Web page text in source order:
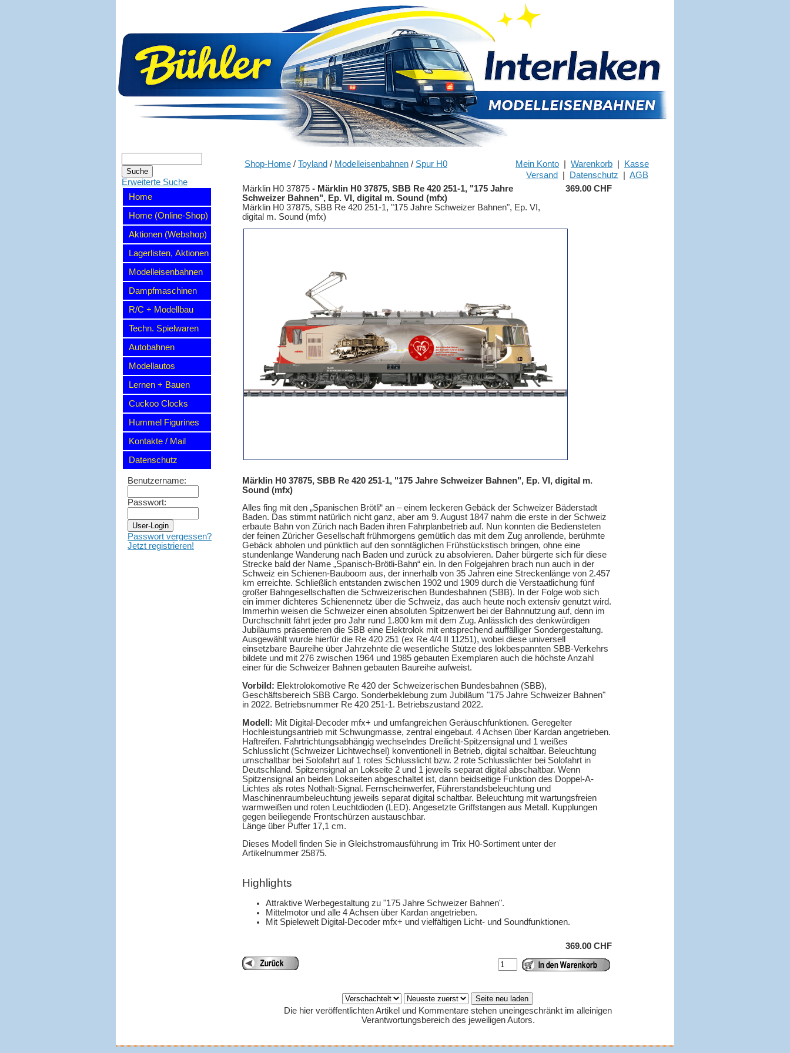
Erweiterte Suche
Home
Home (Online-Shop)
Aktionen (Webshop)
Lagerlisten, Aktionen
Modelleisenbahnen
Dampfmaschinen
R/C + Modellbau
Techn. Spielwaren
Autobahnen
Modellautos
Lernen + Bauen
Cuckoo Clocks
Hummel Figurines
Kontakte / Mail
Datenschutz
Benutzername:
Passwort:
Passwort vergessen?
Jetzt registrieren!
Shop-Home / Toyland / Modelleisenbahnen / Spur H0 Mein Konto Warenkorb
Kasse
Versand
Datenschutz
AGB
Märklin H0 37875 - Märklin H0 37875, SBB Re 420 251-1, "175 Jahre
Schweizer Bahnen", Ep. VI, digital m. Sound (mfx)
Märklin H0 37875, SBB Re 420 251-1, "175 Jahre Schweizer Bahnen", Ep. VI,
digital m. Sound (mfx)
369.00 CHF
Märklin H0 37875, SBB Re 420 251-1, "175 Jahre Schweizer Bahnen", Ep. VI, digital m.
Sound (mfx)
Alles fing mit den „Spanischen Brötli“ an – einem leckeren Gebäck der Schweizer Bäderstadt
Baden. Das stimmt natürlich nicht ganz, aber am 9. August 1847 nahm die erste in der Schweiz
erbaute Bahn von Zürich nach Baden ihren Fahrplanbetrieb auf. Nun konnten die Bediensteten
der feinen Züricher Gesellschaft frühmorgens gemütlich das mit dem Zug anrollende, berühmte
Gebäck abholen und pünktlich auf den sonntäglichen Frühstückstisch bringen, ohne eine
stundenlange Wanderung nach Baden und zurück zu absolvieren. Daher bürgerte sich für diese
Strecke bald der Name „Spanisch-Brötli-Bahn“ ein. In den Folgejahren brach nun auch in der
Schweiz ein Schienen-Bauboom aus, der innerhalb von 35 Jahren eine Streckenlänge von 2.457
km erreichte. Schließlich entstanden zwischen 1902 und 1909 durch die Verstaatlichung fünf
großer Bahngesellschaften die Schweizerischen Bundesbahnen (SBB). In der Folge wob sich
ein immer dichteres Schienennetz über die Schweiz, das auch heute noch extensiv genutzt wird.
Immerhin weisen die Schweizer einen absoluten Spitzenwert bei der Bahnnutzung auf, denn im
Durchschnitt fährt jeder pro Jahr rund 1.800 km mit dem Zug. Anlässlich des denkwürdigen
Jubiläums präsentieren die SBB eine Elektrolok mit entsprechend auffälliger Sondergestaltung.
Ausgewählt wurde hierfür die Re 420 251 (ex Re 4/4 II 11251), wobei diese universell
einsetzbare Baureihe über Jahrzehnte die wesentliche Stütze des lokbespannten SBB-Verkehrs
bildete und mit 276 zwischen 1964 und 1985 gebauten Exemplaren auch die höchste Anzahl
einer für die Schweizer Bahnen gebauten Baureihe aufweist.
Vorbild: Elektrolokomotive Re 420 der Schweizerischen Bundesbahnen (SBB),
Geschäftsbereich SBB Cargo. Sonderbeklebung zum Jubiläum "175 Jahre Schweizer Bahnen"
in 2022. Betriebsnummer Re 420 251-1. Betriebszustand 2022.
Modell: Mit Digital-Decoder mfx+ und umfangreichen Geräuschfunktionen. Geregelter
Hochleistungsantrieb mit Schwungmasse, zentral eingebaut. 4 Achsen über Kardan angetrieben.
Haftreifen. Fahrtrichtungsabhängig wechselndes Dreilicht-Spitzensignal und 1 weißes
Schlusslicht (Schweizer Lichtwechsel) konventionell in Betrieb, digital schaltbar. Beleuchtung
umschaltbar bei Solofahrt auf 1 rotes Schlusslicht bzw. 2 rote Schlusslichter bei Solofahrt in
Deutschland. Spitzensignal an Lokseite 2 und 1 jeweils separat digital abschaltbar. Wenn
Spitzensignal an beiden Lokseiten abgeschaltet ist, dann beidseitige Funktion des Doppel-A-
Lichtes als rotes Nothalt-Signal. Fernscheinwerfer, Führerstandsbeleuchtung und
Maschinenraumbeleuchtung jeweils separat digital schaltbar. Beleuchtung mit wartungsfreien
warmweißen und roten Leuchtdioden (LED). Angesetzte Griffstangen aus Metall. Kupplungen
gegen beiliegende Frontschürzen austauschbar.
Länge über Puffer 17,1 cm.
Dieses Modell finden Sie in Gleichstromausführung im Trix H0-Sortiment unter der
Artikelnummer 25875.
Highlights
Attraktive Werbegestaltung zu "175 Jahre Schweizer Bahnen".
Mittelmotor und alle 4 Achsen über Kardan angetrieben.
Mit Spielewelt Digital-Decoder mfx+ und vielfältigen Licht- und Soundfunktionen.
369.00 CHF
Die hier veröffentlichten Artikel und Kommentare stehen uneingeschränkt im alleinigen
Verantwortungsbereich des jeweiligen Autors.